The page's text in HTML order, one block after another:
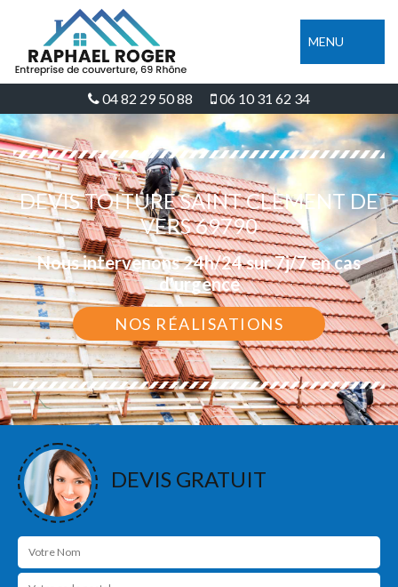
MENU
04 82 29 50 88 06 10 31 62 34
DEVIS TOITURE SAINT CLEMENT DE
VERS 69790
Nous intervenons 24h/24 sur 7j/7 en cas
d'urgence
NOS RÉALISATIONS
DEVIS GRATUIT